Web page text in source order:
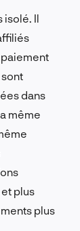
isolé. Il
dans
même
plus
plus